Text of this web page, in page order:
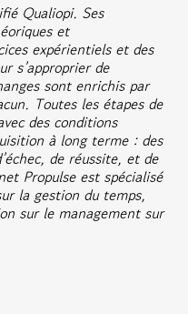
Qualiopi. Ses
et
expérientiels et des
s’approprier de
sont enrichis par
Toutes les étapes de
des conditions
à long terme : des
de réussite, et de
Propulse est spécialisé
la gestion du temps,
sur le management sur